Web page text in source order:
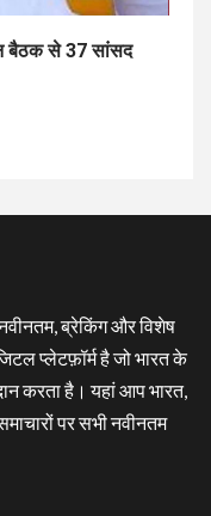
बैठक से 37 सांसद
ब्रेकिंग और विशेष
प्लेटफ़ॉर्म है जो भारत के
करता है। यहां आप भारत,
पर सभी नवीनतम